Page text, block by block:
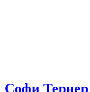
Софи Тернер